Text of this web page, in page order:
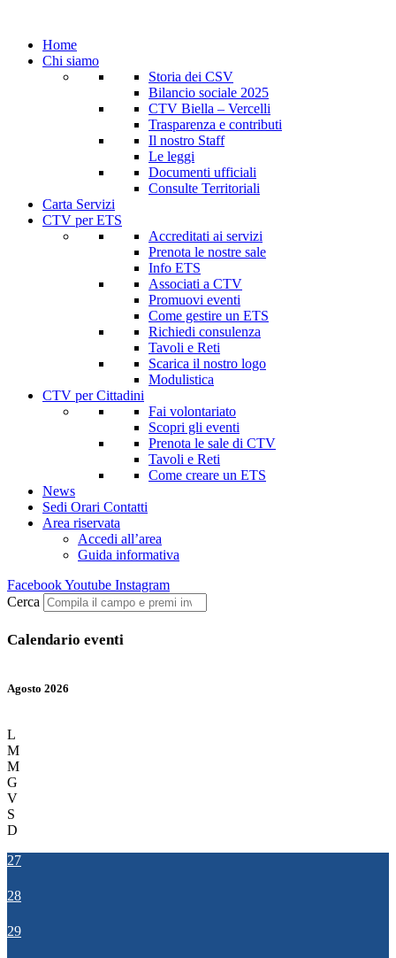
Home
Chi siamo
Storia dei CSV
Bilancio sociale 2025
CTV Biella – Vercelli
Trasparenza e contributi
Il nostro Staff
Le leggi
Documenti ufficiali
Consulte Territoriali
Carta Servizi
CTV per ETS
Accreditati ai servizi
Prenota le nostre sale
Info ETS
Associati a CTV
Promuovi eventi
Come gestire un ETS
Richiedi consulenza
Tavoli e Reti
Scarica il nostro logo
Modulistica
CTV per Cittadini
Fai volontariato
Scopri gli eventi
Prenota le sale di CTV
Tavoli e Reti
Come creare un ETS
News
Sedi Orari Contatti
Area riservata
Accedi all’area
Guida informativa
FacebookYoutube Instagram
Cerca
Calendario eventi
Agosto 2026
L
M
M
G
V
S
D
27
28
29